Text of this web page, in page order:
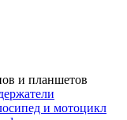
и планшетов
и мотоцикл